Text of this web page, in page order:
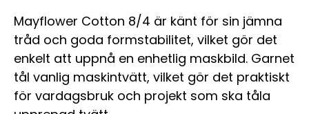
Mayflower Cotton 8/4 är känt för sin jämna
tråd och goda formstabilitet, vilket gör det
enkelt att uppnå en enhetlig maskbild. Garnet
tål vanlig maskintvätt, vilket gör det praktiskt
för vardagsbruk och projekt som ska tåla